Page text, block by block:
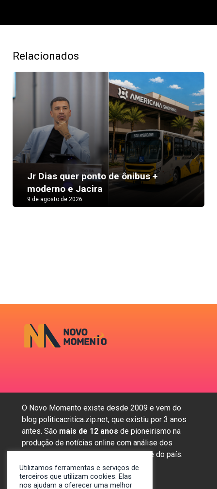
Relacionados
Jr Dias quer ponto de ônibus +
moderno e Jacira
9 de agosto de 2026
Next
O Novo Momento existe desde 2009 e vem do
blog politicacritica.zip.net, que existiu por 3 anos
antes. São mais de 12 anos de pioneirismo na
produção de notícias online com análise dos
assuntos mais importantes da região e do país.
Utilizamos ferramentas e serviços de
terceiros que utilizam cookies. Elas
nos ajudam a oferecer uma melhor